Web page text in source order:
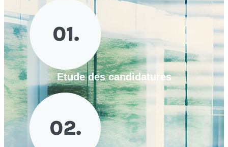
Etude des candidatures